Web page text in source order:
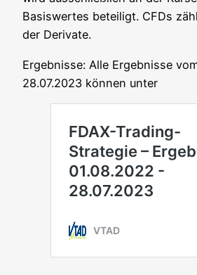
Basis­wer­tes betei­ligt. CFDs
der Derivate.
Ergeb­nis­se: Alle Ergeb­nis­se
28.07.2023 kön­nen unter